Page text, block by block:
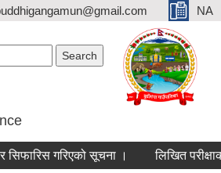
NA
सिफारिस गरिएको सूचना । लिखित